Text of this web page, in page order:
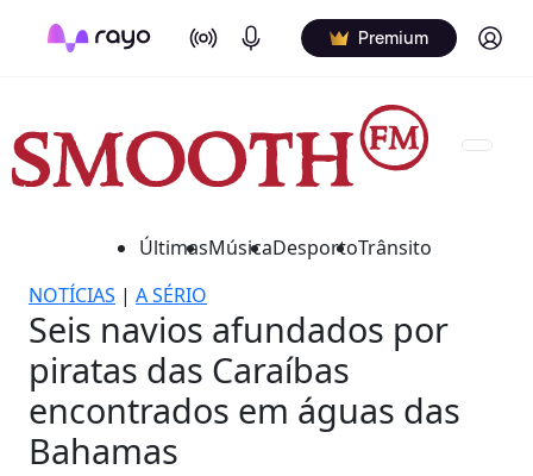
On Air Podcasts Premium Log in
ÚltimasMúsicaDesportoTrânsito
NOTÍCIAS | A SÉRIO
Seis navios afundados por
piratas das Caraíbas
encontrados em águas das
Bahamas